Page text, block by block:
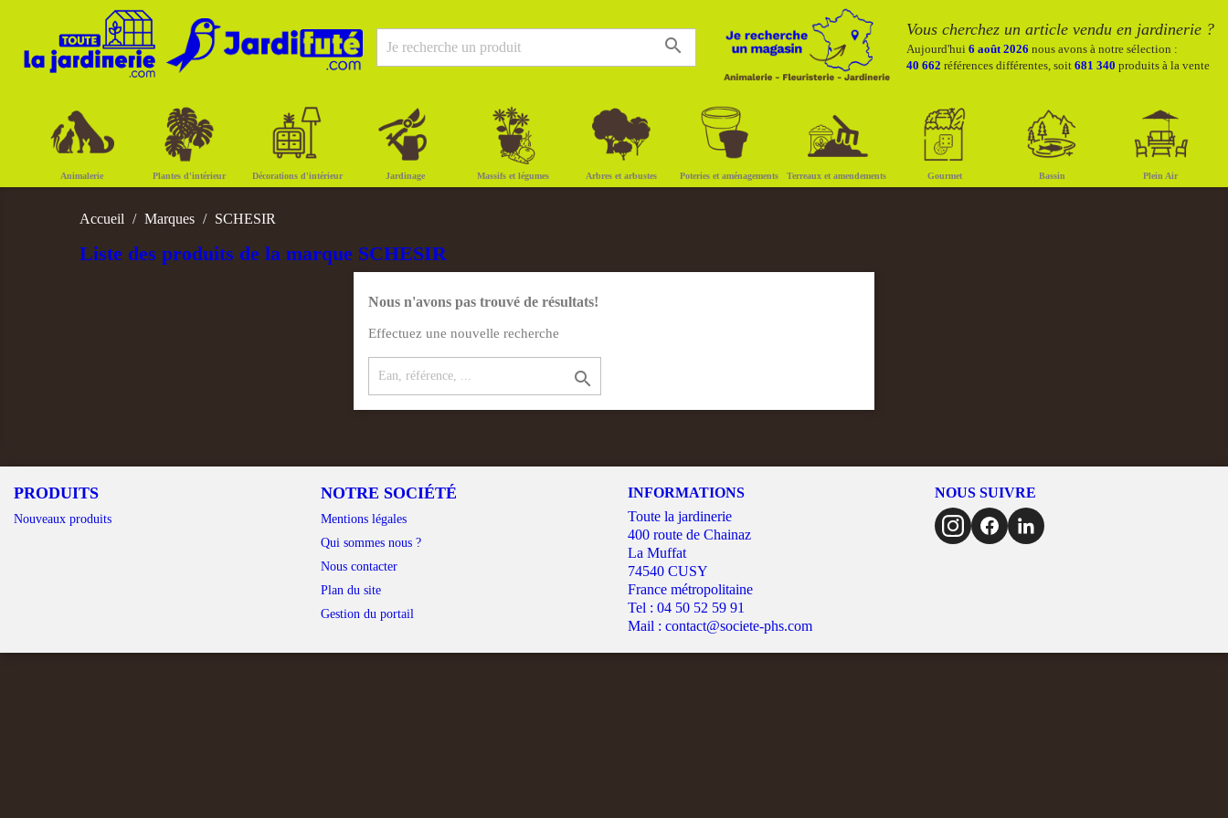
search
Vous cherchez un article vendu en jardinerie ?
Aujourd'hui 6 août 2026 nous avons à notre sélection :
40 662 références différentes, soit 681 340 produits à la vente
Animalerie Plantes d'intérieur Décorations d'intérieur Jardinage Massifs et légumes Arbres et arbustes Poteries et aménagements Terreaux et amendements Gourmet Bassin Plein Air
Accueil Marques SCHESIR
Liste des produits de la marque SCHESIR
Nous n'avons pas trouvé de résultats!
Effectuez une nouvelle recherche

PRODUITS
Nouveaux produits
NOTRE SOCIÉTÉ
Mentions légales
Qui sommes nous ?
Nous contacter
Plan du site
Gestion du portail
INFORMATIONS
Toute la jardinerie
400 route de Chainaz
La Muffat
74540 CUSY
France métropolitaine
Tel : 04 50 52 59 91
Mail : contact@societe-phs.com
NOUS SUIVRE